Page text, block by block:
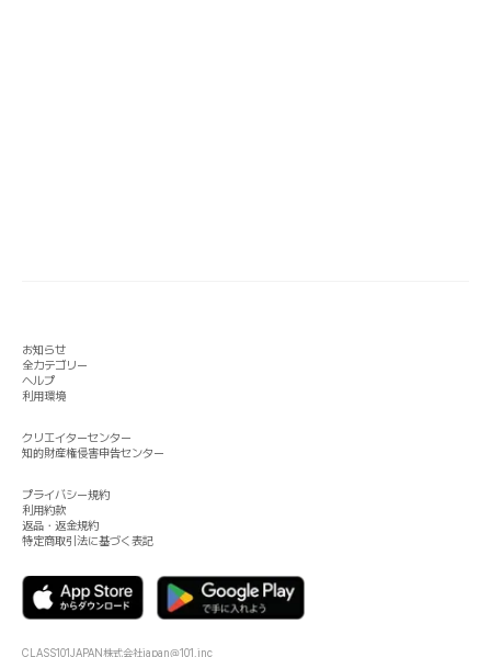
お知らせ
全カテゴリー
ヘルプ
利用環境
クリエイターセンター
知的財産権侵害申告センター
プライバシー規約
利用約款
返品・返金規約
特定商取引法に基づく表記
CLASS101JAPAN株式会社japan@101.inc